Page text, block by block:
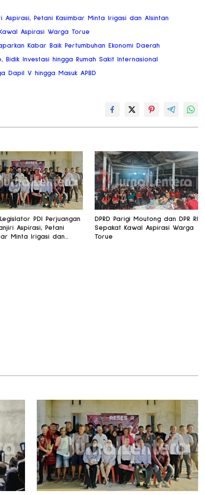
Aspirasi, Petani Kasimbar Minta Irigasi dan Alsintan
Aspirasi Warga Torue
Kabar Baik Pertumbuhan Ekonomi Daerah
Investasi hingga Rumah Sakit Internasional
Dapil V hingga Masuk APBD
PDI Perjuangan
Aspirasi, Petani
Minta Irigasi dan
DPRD Parigi Moutong dan DPR RI
Sepakat Kawal Aspirasi Warga
Torue